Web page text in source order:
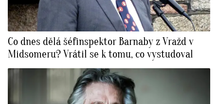
Co dnes dělá šéfinspektor Barnaby z Vražd v
Midsomeru? Vrátil se k tomu, co vystudoval